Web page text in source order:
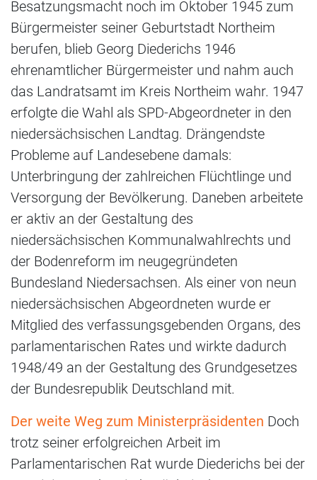
Besatzungsmacht noch im Oktober 1945 zum
Bürgermeister seiner Geburtstadt Northeim
berufen, blieb Georg Diederichs 1946
ehrenamtlicher Bürgermeister und nahm auch
das Landratsamt im Kreis Northeim wahr. 1947
erfolgte die Wahl als SPD-Abgeordneter in den
niedersächsischen Landtag. Drängendste
Probleme auf Landesebene damals:
Unterbringung der zahlreichen Flüchtlinge und
Versorgung der Bevölkerung. Daneben arbeitete
er aktiv an der Gestaltung des
niedersächsischen Kommunalwahlrechts und
der Bodenreform im neugegründeten
Bundesland Niedersachsen. Als einer von neun
niedersächsischen Abgeordneten wurde er
Mitglied des verfassungsgebenden Organs, des
parlamentarischen Rates und wirkte dadurch
1948/49 an der Gestaltung des Grundgesetzes
der Bundesrepublik Deutschland mit.
Der weite Weg zum Ministerpräsidenten Doch
trotz seiner erfolgreichen Arbeit im
Parlamentarischen Rat wurde Diederichs bei der